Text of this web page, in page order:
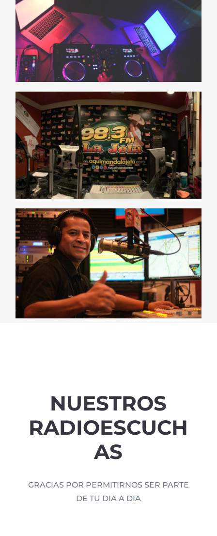
NUESTROS
RADIOESCUCH
AS
GRACIAS POR PERMITIRNOS SER PARTE
DE TU DIA A DIA